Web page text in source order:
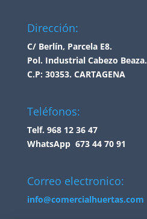
Dirección:
C/ Berlín, Parcela E8.
Pol. Industrial Cabezo Beaza.
C.P: 30353. CARTAGENA
Teléfonos:
Telf. 968 12 36 47
WhatsApp 673 44 70 91
Correo electronico:
info@comercialhuertas.com